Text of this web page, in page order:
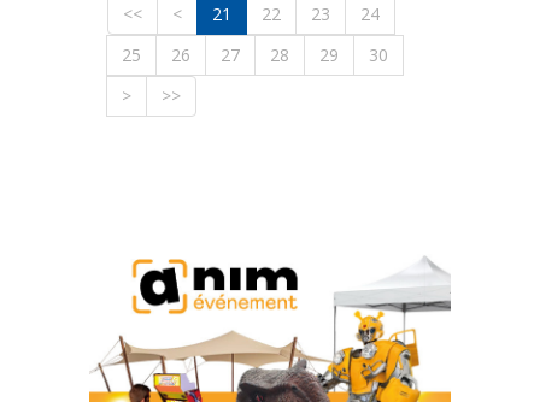
<< < 21 22 23
24
25
26 27 28 29
30
>
>>